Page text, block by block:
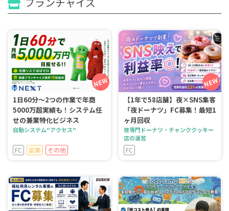
1日60分～2つの作業で年商
5000万超実績も！システム任
せの兼業特化ビジネス
自動システム"アクセス"
FC 副業 その他
【1年で58店舗】夜×SNS集客
「夜ドーナツ」FC募集！最短1
ヶ月回収
夜専門ドーナツ・チャンククッキー
店の運営
FC